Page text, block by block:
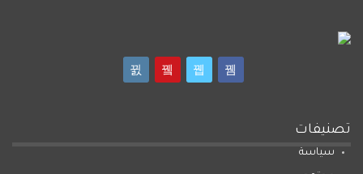
تصنيفات
سياسة